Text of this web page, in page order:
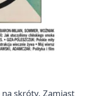
skróty. Zamiast